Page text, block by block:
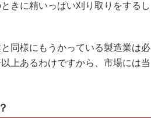
きに精いっぱい刈り取りをするし
同様にもうかっている製造業は必
上あるわけですから、市場には当